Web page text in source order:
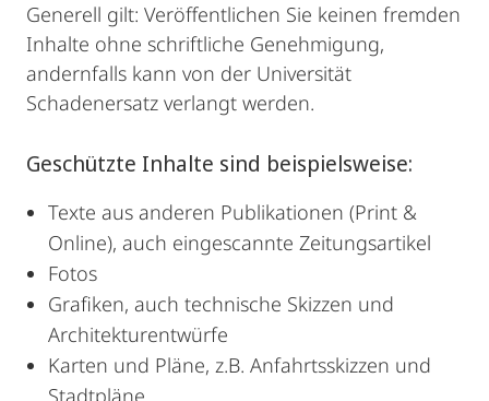
Generell gilt: Veröffentlichen Sie keinen fremden
Inhalte ohne schriftliche Genehmigung,
andernfalls kann von der Universität
Schadenersatz verlangt werden.
Geschützte Inhalte sind beispielsweise:
Texte aus anderen Publikationen (Print &
Online), auch eingescannte Zeitungsartikel
Fotos
Grafiken, auch technische Skizzen und
Architekturentwürfe
Karten und Pläne, z.B. Anfahrtsskizzen und
Stadtpläne